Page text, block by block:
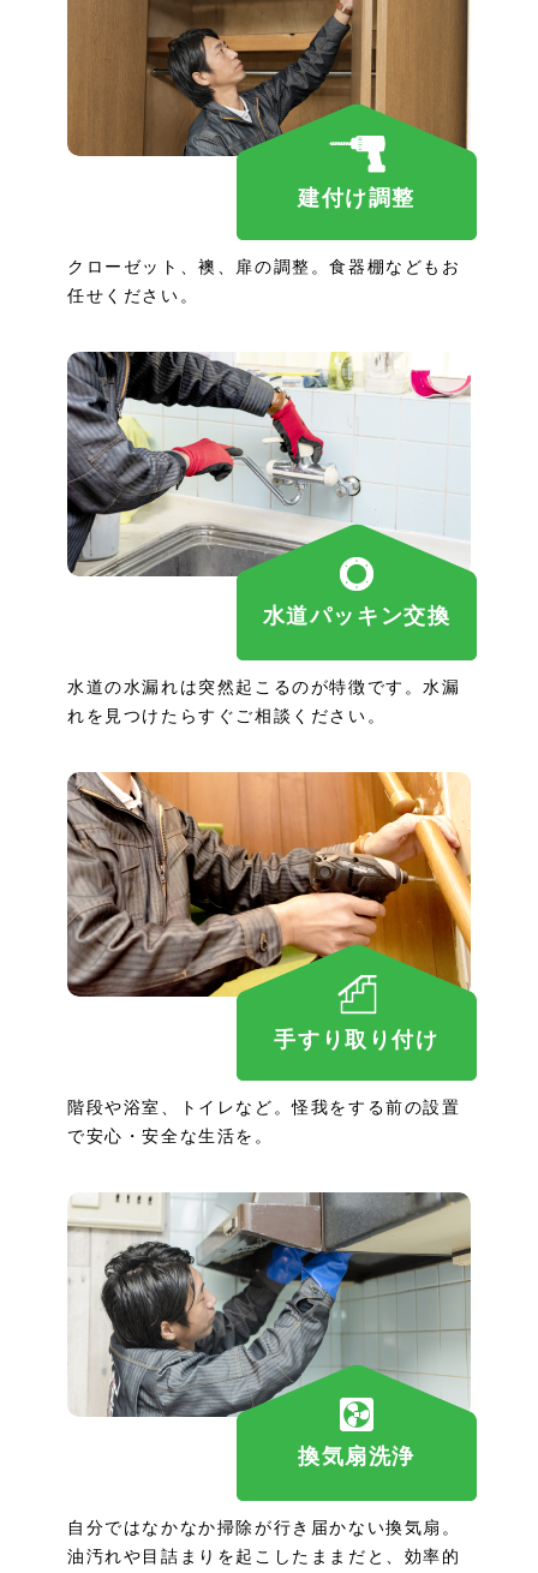
建付け調整
クローゼット、襖、扉の調整。食器棚などもお
任せください。
水道パッキン交換
水道の水漏れは突然起こるのが特徴です。水漏
れを見つけたらすぐご相談ください。
手すり取り付け
階段や浴室、トイレなど。怪我をする前の設置
で安心・安全な生活を。
換気扇洗浄
自分ではなかなか掃除が行き届かない換気扇。
油汚れや目詰まりを起こしたままだと、効率的